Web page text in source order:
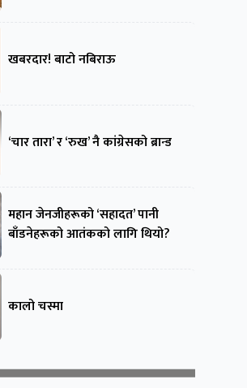
खबरदार! बाटो नबिराऊ
‘चार तारा’ र ‘रुख’ नै कांग्रेसको ब्रान्ड
महान जेनजीहरूको ‘सहादत’ पानी
बाँडनेहरूको आतंकको लागि थियो?
कालो चस्मा